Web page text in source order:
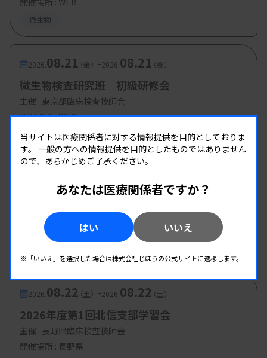
微生物
2026. 08.21（金） -2026. 08.21（金）
微生物検査研究班 初級研修会
主催 : 東京都臨床検査技師会
開催場所 : WEB
微生物
第2回 微生物検査班研修会
和歌山県臨床検査技師会
開催場所 : 和歌山県 | WEB
2026. 08.22（土） -2026. 08.22（土）
2026年度第1回北信支部学習会
主催 : 長野県臨床検査技師会
開催場所 : 長野県
当サイトは医療関係者に対する情報提供を目的としておりま
す。 一般の方への情報提供を目的としたものではありません
ので、あらかじめご了承ください。
あなたは医療関係者ですか？
はい いいえ
※「いいえ」を選択した場合は株式会社じほうの公式サイトに遷移します。